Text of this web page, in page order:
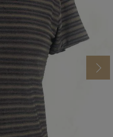
International Shipping
特集一覧
スタッフコーディネート
古着卸DOCK